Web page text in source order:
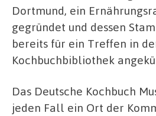
Dortmund, ein
gegründet und dessen
bereits für ein Treffen in
Kochbuchbibliothek
Das Deutsche Kochbuch
jeden Fall ein Ort der